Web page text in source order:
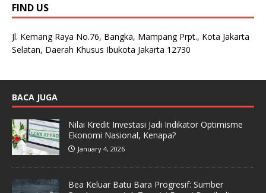
FIND US
Jl. Kemang Raya No.76, Bangka, Mampang Prpt., Kota Jakarta
Selatan, Daerah Khusus Ibukota Jakarta 12730
BACA JUGA
Nilai Kredit Investasi Jadi Indikator Optimisme
Ekonomi Nasional, Kenapa?
January 4, 2026
Bea Keluar Batu Bara Progresif: Sumber